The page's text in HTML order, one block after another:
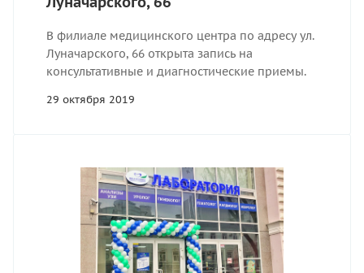
В филиале медицинского центра по адресу ул.
Луначарского, 66 открыта запись на
консультативные и диагностические приемы.
29 октября 2019